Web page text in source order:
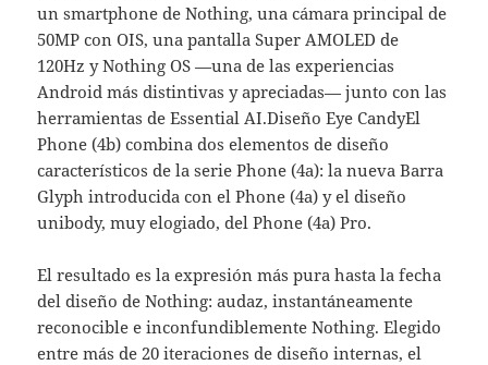
un smartphone de Nothing, una cámara principal de
50MP con OIS, una pantalla Super AMOLED de
120Hz y Nothing OS —una de las experiencias
Android más distintivas y apreciadas— junto con las
herramientas de Essential AI.Diseño Eye CandyEl
Phone (4b) combina dos elementos de diseño
característicos de la serie Phone (4a): la nueva Barra
Glyph introducida con el Phone (4a) y el diseño
unibody, muy elogiado, del Phone (4a) Pro.
El resultado es la expresión más pura hasta la fecha
del diseño de Nothing: audaz, instantáneamente
reconocible e inconfundiblemente Nothing. Elegido
entre más de 20 iteraciones de diseño internas, el